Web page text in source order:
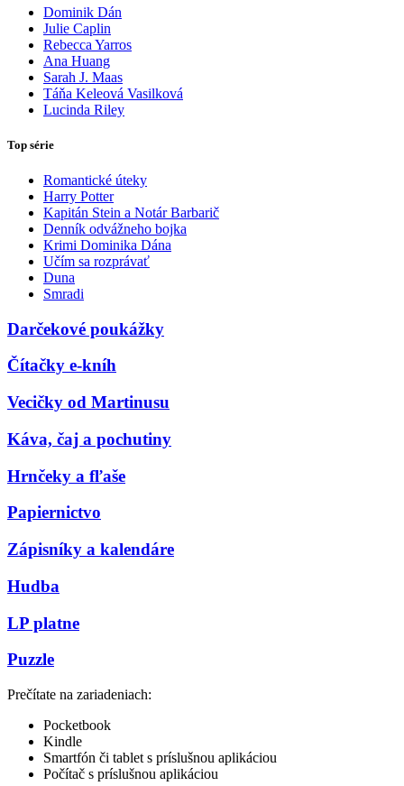
Dominik Dán
Julie Caplin
Rebecca Yarros
Ana Huang
Sarah J. Maas
Táňa Keleová Vasilková
Lucinda Riley
Top série
Romantické úteky
Harry Potter
Kapitán Stein a Notár Barbarič
Denník odvážneho bojka
Krimi Dominika Dána
Učím sa rozprávať
Duna
Smradi
Darčekové poukážky
Čítačky e-kníh
Vecičky od Martinusu
Káva, čaj a pochutiny
Hrnčeky a fľaše
Papiernictvo
Zápisníky a kalendáre
Hudba
LP platne
Puzzle
Prečítate na zariadeniach:
Pocketbook
Kindle
Smartfón či tablet s príslušnou aplikáciou
Počítač s príslušnou aplikáciou